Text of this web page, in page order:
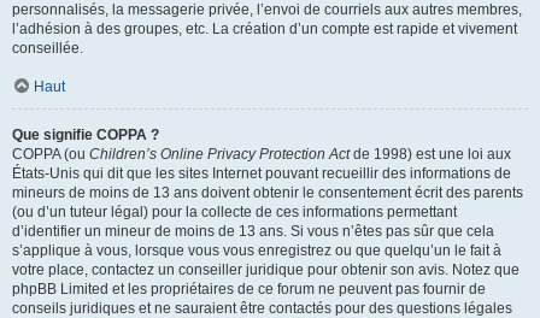
personnalisés, la messagerie privée, l’envoi de courriels aux autres membres,
l’adhésion à des groupes, etc. La création d’un compte est rapide et vivement
conseillée.
Haut
Que signifie COPPA ?
COPPA (ou Children’s Online Privacy Protection Actde 1998) est une loi aux
États-Unis qui dit que les sites Internet pouvant recueillir des informations de
mineurs de moins de 13 ans doivent obtenir le consentement écrit des parents
(ou d’un tuteur légal) pour la collecte de ces informations permettant
d’identifier un mineur de moins de 13 ans. Si vous n’êtes pas sûr que cela
s’applique à vous, lorsque vous vous enregistrez ou que quelqu’un le fait à
votre place, contactez un conseiller juridique pour obtenir son avis. Notez que
phpBB Limited et les propriétaires de ce forum ne peuvent pas fournir de
conseils juridiques et ne sauraient être contactés pour des questions légales